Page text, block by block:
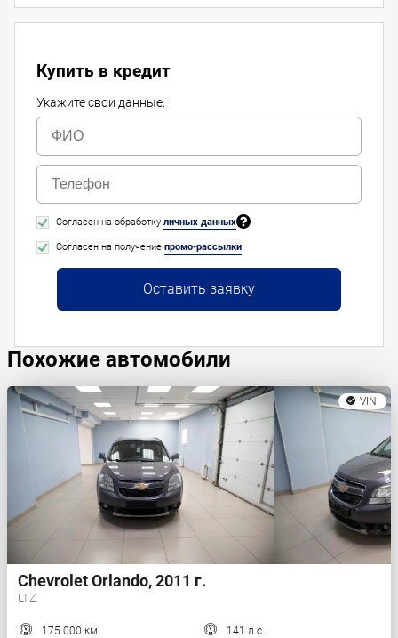
Купить в кредит
Укажите свои данные:
Согласен на обработку личных данных
Согласен на получение промо-рассылки
Оставить заявку
Похожие автомобили
VIN
Chevrolet Orlando, 2011 г.
LTZ
175 000 км
141 л.с.